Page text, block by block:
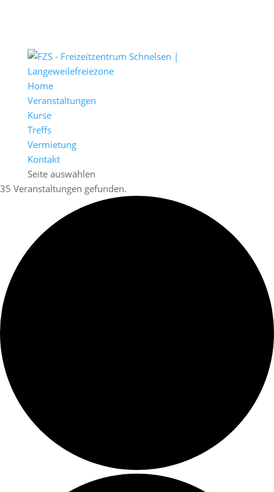
Home
Veranstaltungen
Kurse
Treffs
Vermietung
Kontakt
Seite auswählen
35 Veranstaltungen gefunden.